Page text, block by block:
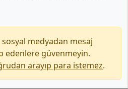
medyadan mesaj
edenlere güvenmeyin.
arayıp para istemez.